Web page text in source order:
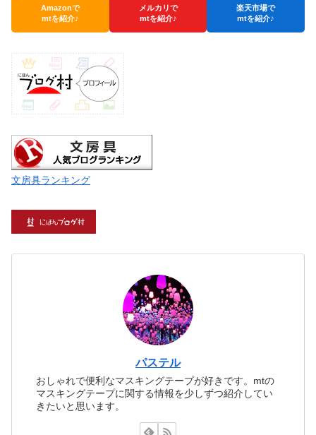
Amazonで
mtを紹介♪
メルカリで
mtを紹介♪
楽天市場で
mtを紹介♪
文房具ランキング
パステル
おしゃれで便利なマスキングテープが好きです。mtの
マスキングテープに関する情報を少しずつ紹介してい
きたいと思います。